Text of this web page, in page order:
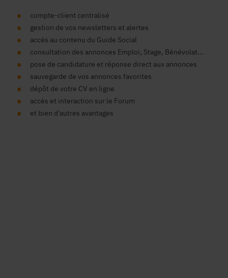
compte-client centralisé
gestion de vos newsletters et alertes
accés au contenu du Guide Social
consultation des annonces Emploi, Stage, Bénévolat...
pose de candidature et réponse direct aux annonces
sauvegarde de vos annonces favorites
dépôt de votre CV en ligne
accès et interaction sur le Forum
et bien d'autres avantages